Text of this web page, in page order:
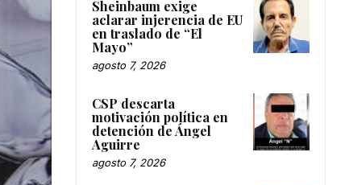
Sheinbaum exige
aclarar injerencia de EU
en traslado de “El
Mayo”
agosto 7, 2026
CSP descarta
motivación política en
detención de Ángel
Aguirre
agosto 7, 2026